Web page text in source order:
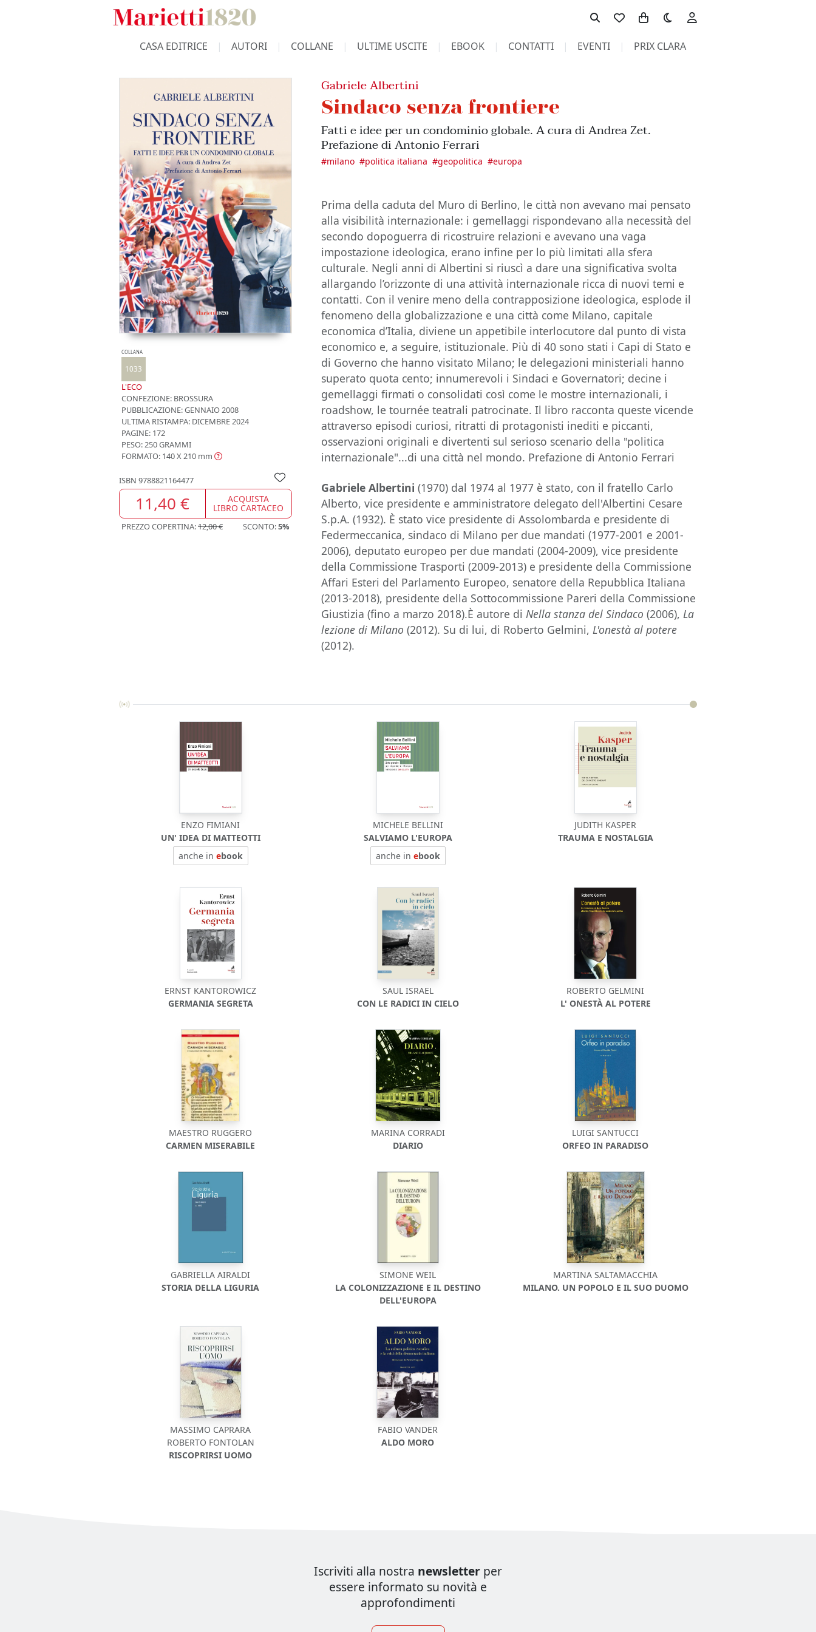
Toggle theme
CASA EDITRICE AUTORI COLLANE ULTIME USCITE EBOOK CONTATTI EVENTI PRIX CLARA
COLLANA
1033
L'ECO
CONFEZIONE: BROSSURA
PUBBLICAZIONE:GENNAIO 2008
ULTIMA RISTAMPA: DICEMBRE 2024
PAGINE: 172
PESO: 250 GRAMMI
FORMATO: 140 X 210 mm
ISBN 9788821164477
11,40 € ACQUISTA
LIBRO CARTACEO
PREZZO COPERTINA:12,00 € SCONTO:5%
Gabriele Albertini
Sindaco senza frontiere
Fatti e idee per un condominio globale. A cura di Andrea Zet.
Prefazione di Antonio Ferrari
#milano #politica italiana #geopolitica #europa
Prima della caduta del Muro di Berlino, le città non avevano mai pensato
alla visibilità internazionale: i gemellaggi rispondevano alla necessità del
secondo dopoguerra di ricostruire relazioni e avevano una vaga
impostazione ideologica, erano infine per lo più limitati alla sfera
culturale. Negli anni di Albertini si riuscì a dare una significativa svolta
allargando l’orizzonte di una attività internazionale ricca di nuovi temi e
contatti. Con il venire meno della contrapposizione ideologica, esplode il
fenomeno della globalizzazione e una città come Milano, capitale
economica d’Italia, diviene un appetibile interlocutore dal punto di vista
economico e, a seguire, istituzionale. Più di 40 sono stati i Capi di Stato e
di Governo che hanno visitato Milano; le delegazioni ministeriali hanno
superato quota cento; innumerevoli i Sindaci e Governatori; decine i
gemellaggi firmati o consolidati così come le mostre internazionali, i
roadshow, le tournée teatrali patrocinate. Il libro racconta queste vicende
attraverso episodi curiosi, ritratti di protagonisti inediti e piccanti,
osservazioni originali e divertenti sul serioso scenario della "politica
internazionale"...di una città nel mondo. Prefazione di Antonio Ferrari
Gabriele Albertini (1970) dal 1974 al 1977 è stato, con il fratello Carlo
Alberto, vice presidente e amministratore delegato dell'Albertini Cesare
S.p.A. (1932). È stato vice presidente di Assolombarda e presidente di
Federmeccanica, sindaco di Milano per due mandati (1977-2001 e 2001-
2006), deputato europeo per due mandati (2004-2009), vice presidente
della Commissione Trasporti (2009-2013) e presidente della Commissione
Affari Esteri del Parlamento Europeo, senatore della Repubblica Italiana
(2013-2018), presidente della Sottocommissione Pareri della Commissione
Giustizia (fino a marzo 2018).È autore diNella stanza del Sindaco (2006),La
lezione di Milano (2012). Su di lui, di Roberto Gelmini,L'onestà al potere
(2012).
ENZO FIMIANI
UN' IDEA DI MATTEOTTI
anche in ebook
MICHELE BELLINI
SALVIAMO L'EUROPA
anche in ebook
JUDITH KASPER
TRAUMA E NOSTALGIA
ERNST KANTOROWICZ
GERMANIA SEGRETA
SAUL ISRAEL
CON LE RADICI IN CIELO
ROBERTO GELMINI
L' ONESTÀ AL POTERE
MAESTRO RUGGERO
CARMEN MISERABILE
MARINA CORRADI
DIARIO
LUIGI SANTUCCI
ORFEO IN PARADISO
GABRIELLA AIRALDI
STORIA DELLA LIGURIA
SIMONE WEIL
LA COLONIZZAZIONE E IL DESTINO
DELL'EUROPA
MARTINA SALTAMACCHIA
MILANO. UN POPOLO E IL SUO DUOMO
MASSIMO CAPRARA
ROBERTO FONTOLAN
RISCOPRIRSI UOMO
FABIO VANDER
ALDO MORO
Iscriviti alla nostra newsletter per
essere informato su novità e
approfondimenti